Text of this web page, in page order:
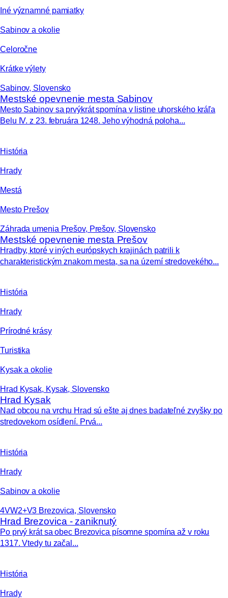
Iné významné pamiatky
Sabinov a okolie
Celoročne
Krátke výlety
Sabinov, Slovensko
Mestské opevnenie mesta Sabinov
Mesto Sabinov sa prvýkrát spomína v listine uhorského kráľa
Belu IV. z 23. februára 1248. Jeho výhodná poloha...
História
Hrady
Mestá
Mesto Prešov
Záhrada umenia Prešov, Prešov, Slovensko
Mestské opevnenie mesta Prešov
Hradby, ktoré v iných európskych krajinách patrili k
charakteristickým znakom mesta, sa na území stredovekého...
História
Hrady
Prírodné krásy
Turistika
Kysak a okolie
Hrad Kysak, Kysak, Slovensko
Hrad Kysak
Nad obcou na vrchu Hrad sú ešte aj dnes badateľné zvyšky po
stredovekom osídlení. Prvá...
História
Hrady
Sabinov a okolie
4VW2+V3 Brezovica, Slovensko
Hrad Brezovica - zaniknutý
Po prvý krát sa obec Brezovica písomne spomína až v roku
1317. Vtedy tu začal...
História
Hrady